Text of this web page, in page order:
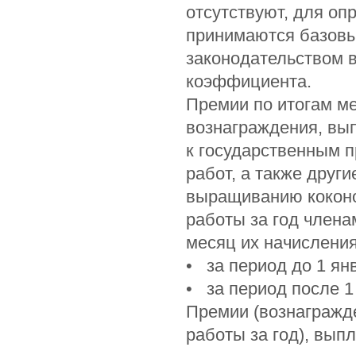
отсутствуют, для
принимаются
законодательством
коэффициента.
Премии по итогам
вознаграждения,
к государственным
работ, а также
выращиванию
работы за год
месяц их
• за период до 1
• за период после
Премии
работы за год),